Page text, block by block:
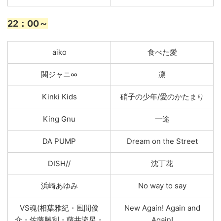
22 ：00～
aiko 食べた愛
関ジャニ∞ 凛
Kinki Kids 硝子の少年/愛のかたまり
King Gnu 一途
DA PUMP Dream on the Street
DISH// 沈丁花
浜崎あゆみ No way to say
VS魂(相葉雅紀・風間俊
New Again! Again and